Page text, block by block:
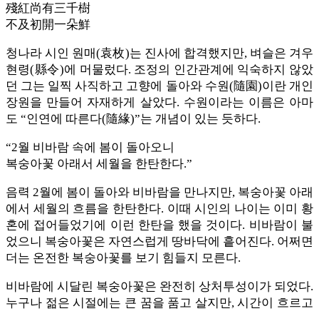
殘紅尚有三千樹
不及初開一朵鮮
청나라 시인 원매(袁枚)는 진사에 합격했지만, 벼슬은 겨우
현령(縣令)에 머물렀다. 조정의 인간관계에 익숙하지 않았
던 그는 일찍 사직하고 고향에 돌아와 수원(隨園)이란 개인
장원을 만들어 자재하게 살았다. 수원이라는 이름은 아마
도 “인연에 따른다(隨緣)”는 개념이 있는 듯하다.
“2월 비바람 속에 봄이 돌아오니
복숭아꽃 아래서 세월을 한탄한다.”
음력 2월에 봄이 돌아와 비바람을 만나지만, 복숭아꽃 아래
에서 세월의 흐름을 한탄한다. 이때 시인의 나이는 이미 황
혼에 접어들었기에 이런 한탄을 했을 것이다. 비바람이 불
었으니 복숭아꽃은 자연스럽게 땅바닥에 흩어진다. 어쩌면
더는 온전한 복숭아꽃를 보기 힘들지 모른다.
비바람에 시달린 복숭아꽃은 완전히 상처투성이가 되었다.
누구나 젊은 시절에는 큰 꿈을 품고 살지만, 시간이 흐르고